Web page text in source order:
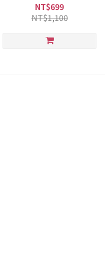
NT$699
NT$1,100